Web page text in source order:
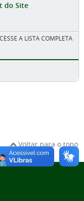
do Site
A LISTA COMPLETA
Voltar para o topo